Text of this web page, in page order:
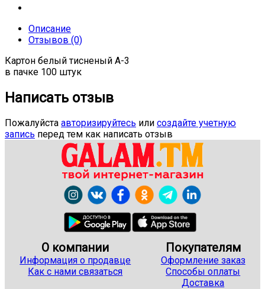
Описание
Отзывов (0)
Картон белый тисненый А-3
в пачке 100 штук
Написать отзыв
Пожалуйста авторизируйтесь или создайте учетную
запись перед тем как написать отзыв
О компании
Информация о продавце
Как с нами связаться
Покупателям
Оформление заказ
Способы оплаты
Доставка